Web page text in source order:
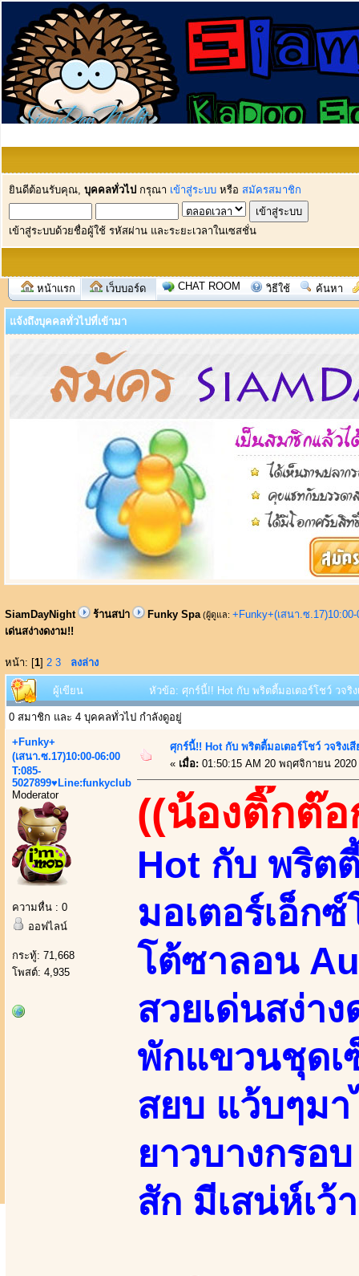
ยินดีต้อนรับคุณ, บุคคลทั่วไป กรุณา เข้าสู่ระบบ หรือ สมัครสมาชิก
เข้าสู่ระบบด้วยชื่อผู้ใช้ รหัสผ่าน และระยะเวลาในเซสชั่น
หน้าแรก เว็บบอร์ด CHAT ROOM วิธีใช้ ค้นหา
แจ้งถึงบุคคลทั่วไปที่เข้ามา
SiamDayNight ร้านสปา Funky Spa (ผู้ดูแล: +Funky+(เสนา.ซ
เด่นสง่างดงาม!!
หน้า: [1] 2 3 ลงล่าง
ผู้เขียน หัวข้อ: ศุกร์นี้!! Hot กับ พริตตี้มอเตอร์โชว์ วจริง
0 สมาชิก และ 4 บุคคลทั่วไป กำลังดูอยู่
+Funky+
(เสนา.ซ.17)10:00-06:00
T:085-
5027899♥Line:funkyclub
Moderator
ความหื่น : 0
ออฟไลน์
กระทู้: 71,668
โพสต์: 4,935
ศุกร์นี้!! Hot กับ พริตตี้มอเตอร์โชว์ วจริงเสี
« เมื่อ: 01:50:15 AM 20 พฤศจิกายน 2020
((น้องติ๊กต๊อ
Hot กับ พริต
มอเตอร์เอ็ก
โต้ซาลอน
สวยเด่นสง่า
พักแขวนชุดเ
สยบ แว้บๆม
ยาวบางกรอ
สัก มีเสน่ห์เ